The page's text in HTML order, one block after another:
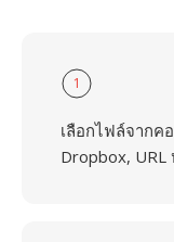
1
เลือกไฟล์จากค
Dropbox,